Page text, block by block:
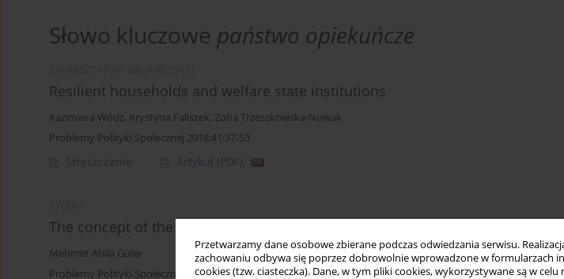
Przetwarzamy dane osobowe zbierane podczas odwiedzania serwisu.
zachowaniu odbywa się poprzez dobrowolnie wprowadzone w formularzach
cookies (tzw. ciasteczka). Dane, w tym pliki cookies, wykorzystywane są w
Słowo kluczowe państwo opiekuńcze
Resilient households and welfare state institutions
Kazimiera Wódz, Krystyna Faliszek, Zofia Trzeszkowska-Nowak
Problemy Polityki Społecznej 2018;41:37-53
Streszczenie Artykuł (PDF)
The concept of the welfare state and typologies of welfare regimes: A review
Mehmet Atilla Güler
Problemy Polityki Społecznej 2019;47:113-130